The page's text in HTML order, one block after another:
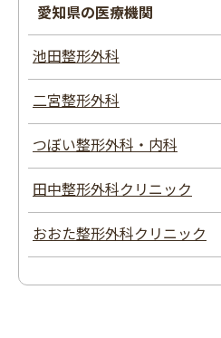
愛知県の医療機関
池田整形外科
二宮整形外科
つぼい整形外科・内科
田中整形外科クリニック
おおた整形外科クリニック